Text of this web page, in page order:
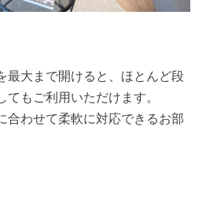
最大まで開けると、ほとんど段
もご利用いただけます。
合わせて柔軟に対応できるお部